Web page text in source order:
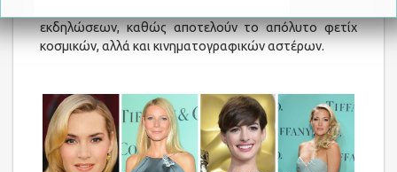
εκδηλώσεων, καθώς αποτελούν το απόλυτο φετίχ
κοσμικών, αλλά και κινηματογραφικών αστέρων.